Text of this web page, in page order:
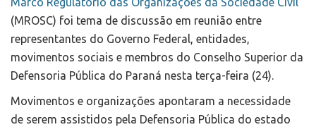
(MROSC) foi tema de discussão em reunião entre
representantes do Governo Federal, entidades,
movimentos sociais e membros do Conselho Superior da
Defensoria Pública do Paraná nesta terça-feira (24).
Movimentos e organizações apontaram a necessidade
de serem assistidos pela Defensoria Pública do estado